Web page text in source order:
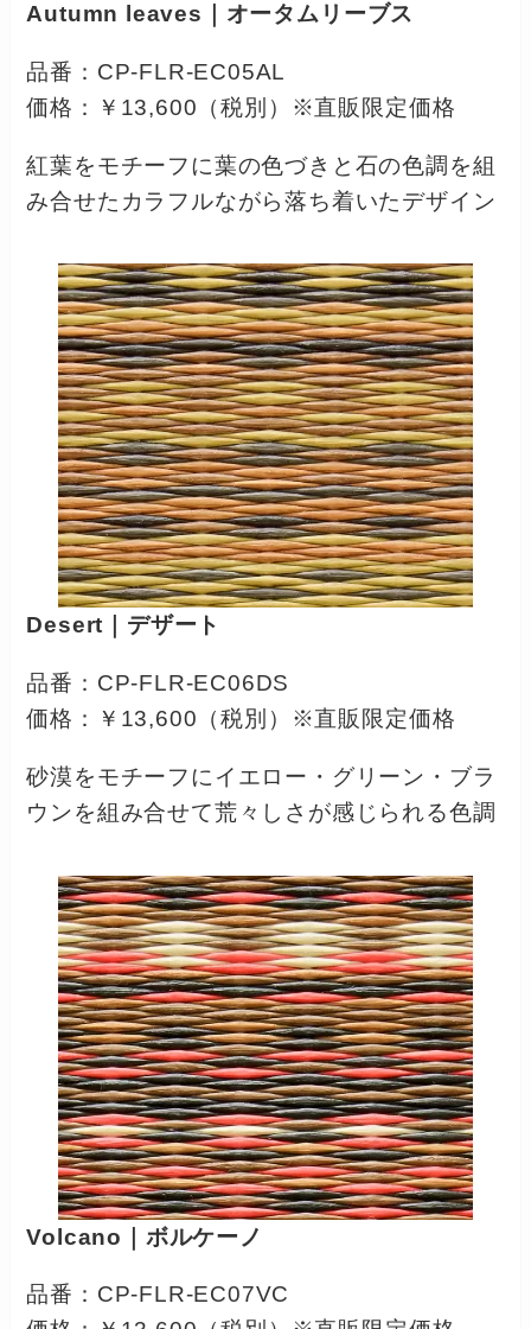
Autumn leaves｜オータムリーブス
品番：CP-FLR-EC05AL
価格：￥13,600（税別）※直販限定価格
紅葉をモチーフに葉の色づきと石の色調を組
み合せたカラフルながら落ち着いたデザイン
Desert｜デザート
品番：CP-FLR-EC06DS
価格：￥13,600（税別）※直販限定価格
砂漠をモチーフにイエロー・グリーン・ブラ
ウンを組み合せて荒々しさが感じられる色調
Volcano｜ボルケーノ
品番：CP-FLR-EC07VC